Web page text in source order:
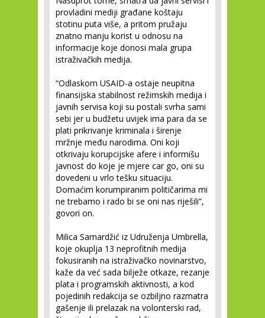
provladini mediji građane koštaju
stotinu puta više, a pritom pružaju
znatno manju korist u odnosu na
informacije koje donosi mala grupa
istraživačkih medija.
“Odlaskom USAID-a ostaje neupitna
finansijska stabilnost režimskih medija i
javnih servisa koji su postali svrha sami
sebi jer u budžetu uvijek ima para da se
plati prikrivanje kriminala i širenje
mržnje među narodima. Oni koji
otkrivaju korupcijske afere i informišu
javnost do koje je mjere car go, oni su
dovedeni u vrlo tešku situaciju.
Domaćim korumpiranim političarima mi
ne trebamo i rado bi se oni nas riješili”,
govori on.
Milica Samardžić iz Udruženja Umbrella,
koje okuplja 13 neprofitnih medija
fokusiranih na istraživačko novinarstvo,
kaže da već sada bilježe otkaze, rezanje
plata i programskih aktivnosti, a kod
pojedinih redakcija se ozbiljno razmatra
gašenje ili prelazak na volonterski rad,